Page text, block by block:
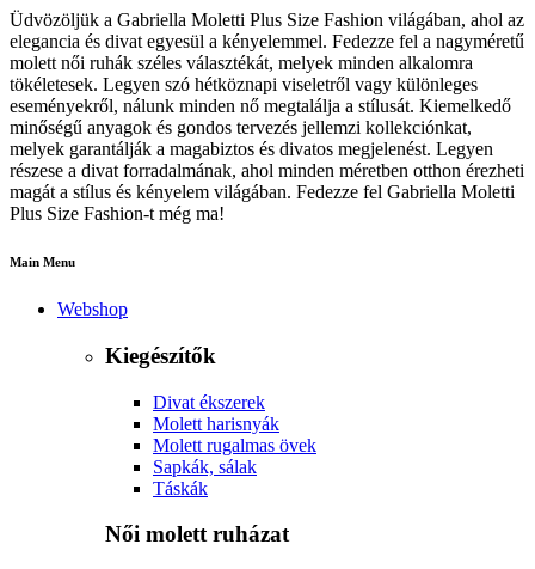
Üdvözöljük a Gabriella Moletti Plus Size Fashion világában, ahol az
elegancia és divat egyesül a kényelemmel. Fedezze fel a nagyméretű
molett női ruhák széles választékát, melyek minden alkalomra
tökéletesek. Legyen szó hétköznapi viseletről vagy különleges
eseményekről, nálunk minden nő megtalálja a stílusát. Kiemelkedő
minőségű anyagok és gondos tervezés jellemzi kollekciónkat,
melyek garantálják a magabiztos és divatos megjelenést. Legyen
részese a divat forradalmának, ahol minden méretben otthon érezheti
magát a stílus és kényelem világában. Fedezze fel Gabriella Moletti
Plus Size Fashion-t még ma!
Main Menu
Webshop
Kiegészítők
Divat ékszerek
Molett harisnyák
Molett rugalmas övek
Sapkák, sálak
Táskák
Női molett ruházat